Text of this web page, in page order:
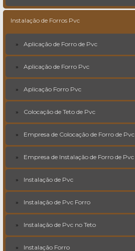
Instalação de Forros Pvc
Aplicação de Forro de Pvc
Aplicação de Forro Pvc
Aplicação Forro Pvc
Colocação de Teto de Pvc
Empresa de Colocação de Forro de Pvc
Empresa de Instalação de Forro de Pvc
Instalação de Pvc
Instalação de Pvc Forro
Instalação de Pvc no Teto
Instalação Forro